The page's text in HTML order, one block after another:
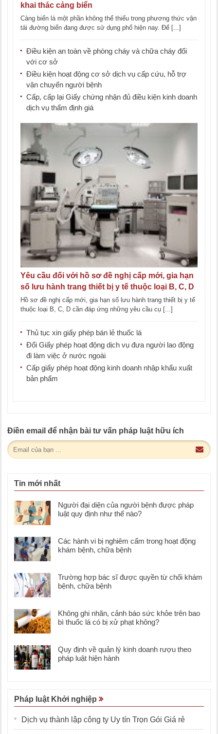
khai thác cảng biển
Cảng biển là một phần không thể thiếu trong phương thức vận
tải đường biển đang được sử dụng phổ hiện nay. Để [...]
Điều kiện an toàn về phòng cháy và chữa cháy đối
với cơ sở
Điều kiện hoạt động cơ sở dịch vụ cấp cứu, hỗ trợ
vận chuyển người bệnh
Cấp, cấp lại Giấy chứng nhận đủ điều kiện kinh doanh
dịch vụ thẩm định giá
Yêu cầu đối với hồ sơ đề nghị cấp mới, gia hạn
số lưu hành trang thiết bị y tế thuộc loại B, C, D
Hồ sơ đề nghị cấp mới, gia hạn số lưu hành trang thiết bị y tế
thuộc loại B, C, D cần đáp ứng những yêu cầu cụ [...]
Thủ tục xin giấy phép bán lẻ thuốc lá
Đổi Giấy phép hoạt động dịch vụ đưa người lao động
đi làm việc ở nước ngoài
Cấp giấy phép hoạt động kinh doanh nhập khẩu xuất
bản phẩm
Điền email để nhận bài tư vấn pháp luật hữu ích
Tin mới nhất
Người đại diện của người bệnh được pháp
luật quy định như thế nào?
Các hành vi bị nghiêm cấm trong hoạt động
khám bệnh, chữa bệnh
Trường hợp bác sĩ được quyền từ chối khám
bệnh, chữa bệnh
Không ghi nhãn, cảnh báo sức khỏe trên bao
bì thuốc lá có bị xử phạt không?
Quy định về quản lý kinh doanh rượu theo
pháp luật hiện hành
Pháp luật Khởi nghiệp
Dịch vụ thành lập công ty Uy tín Trọn Gói Giá rẻ